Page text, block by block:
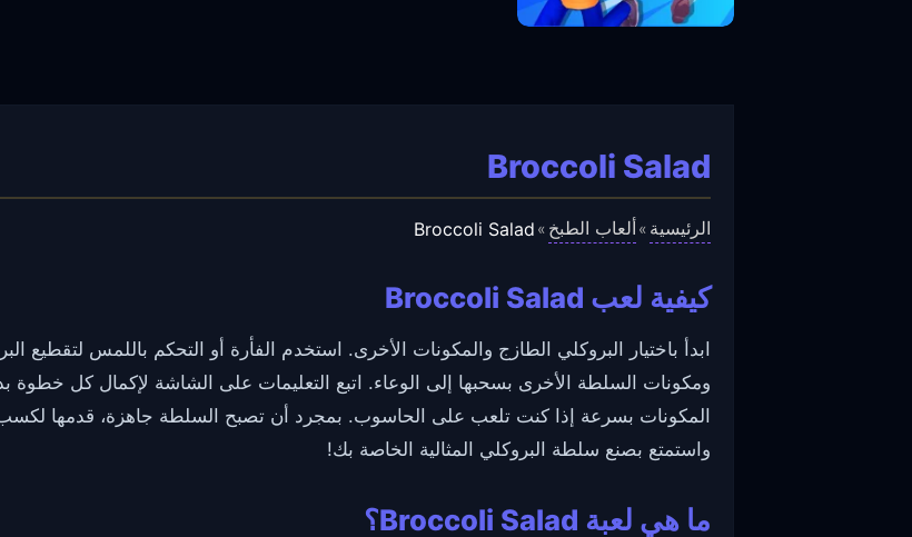
Broccoli Salad
الرئيسية » ألعاب الطبخ »
Broccoli Salad
كيفية لعب Broccoli Salad
ابدأ باختيار البروكلي الطازج والمكونات الأخرى. استخدم الفأرة أو التحكم باللمس لتقطيع
ومكونات السلطة الأخرى بسحبها إلى الوعاء. اتبع التعليمات على الشاشة لإكمال كل خطوة
المكونات بسرعة إذا كنت تلعب على الحاسوب. بمجرد أن تصبح السلطة جاهزة، قدمها لكسب
واستمتع بصنع سلطة البروكلي المثالية الخاصة بك!
ما هي لعبة Broccoli Salad؟